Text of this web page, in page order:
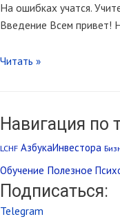
На ошибках учатся.
Введение Всем привет!
Читать »
Навигация по
LCHF АзбукаИнвестора
Обучение Полезное
Подписаться:
Telegram